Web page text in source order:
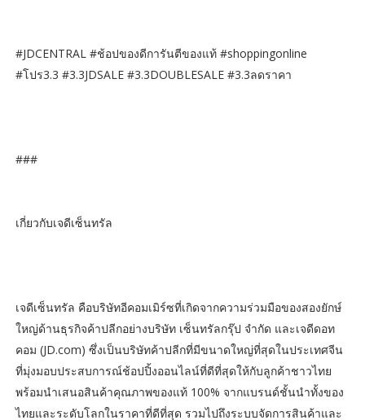
#JDCENTRAL #ช้อปของดีการันตีของแท้ #shoppingonline
#โปร3.3 #3.3JDSALE #3.3DOUBLESALE #3.3ลดราคา
###
เกี่ยวกับเจดีเซ็นทรัล
เจดีเซ็นทรัล คือบริษัทอีคอมเมิร์ซที่เกิดจากความร่วมมือของสองยักษ์
ใหญ่ด้านธุรกิจค้าปลีกอย่างบริษัท เซ็นทรัลกรุ๊ป จำกัด และเจดีดอท
คอม (JD.com) ซึ่งเป็นบริษัทค้าปลีกที่มีขนาดใหญ่ที่สุดในประเทศจีน
ที่มุ่งมอบประสบการณ์ช้อปปิ้งออนไลน์ที่ดีที่สุดให้กับลูกค้าชาวไทย
พร้อมนำเสนอสินค้าคุณภาพของแท้ 100% จากแบรนด์ชั้นนำทั้งของ
ไทยและระดับโลกในราคาที่ดีที่สุด รวมไปถึงระบบจัดการสินค้าและ